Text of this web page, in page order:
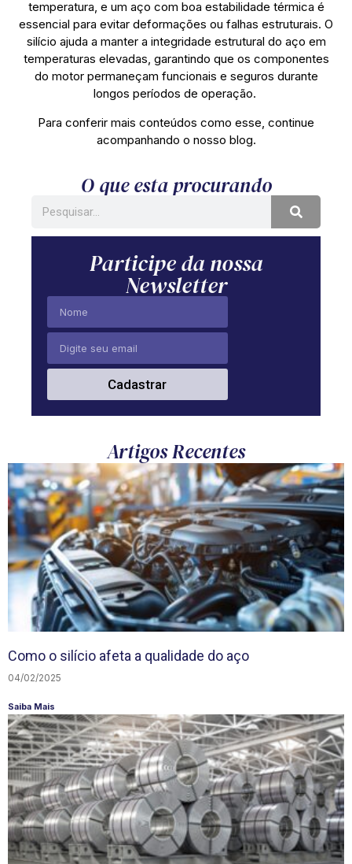
temperatura, e um aço com boa estabilidade térmica é
essencial para evitar deformações ou falhas estruturais. O
silício ajuda a manter a integridade estrutural do aço em
temperaturas elevadas, garantindo que os componentes
do motor permaneçam funcionais e seguros durante
longos períodos de operação.
Para conferir mais conteúdos como esse, continue
acompanhando o nosso blog.
O que esta procurando
Participe da nossa
Newsletter
Cadastrar
Artigos Recentes
Como o silício afeta a qualidade do aço
04/02/2025
Saiba Mais